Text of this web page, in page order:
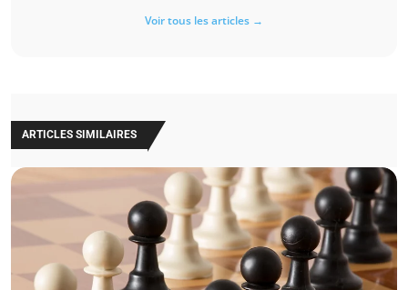
Voir tous les articles →
ARTICLES SIMILAIRES